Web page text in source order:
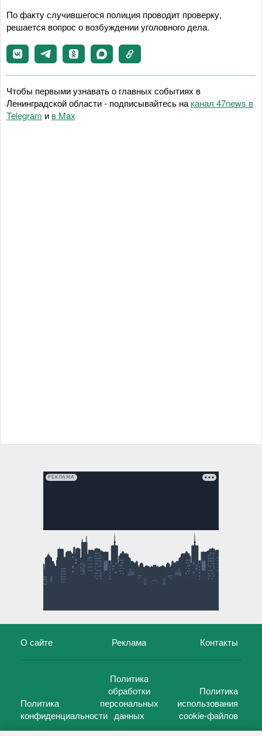
По факту случившегося полиция проводит проверку,
решается вопрос о возбуждении уголовного дела.
Чтобы первыми узнавать о главных событиях в
Ленинградской области - подписывайтесь на канал 47news в
Telegram и в Maх
РЕКЛАМА
О сайте Реклама Контакты
Политика
конфиденциальности
Политика
обработки
персональных
данных
Политика
использования
cookie-файлов